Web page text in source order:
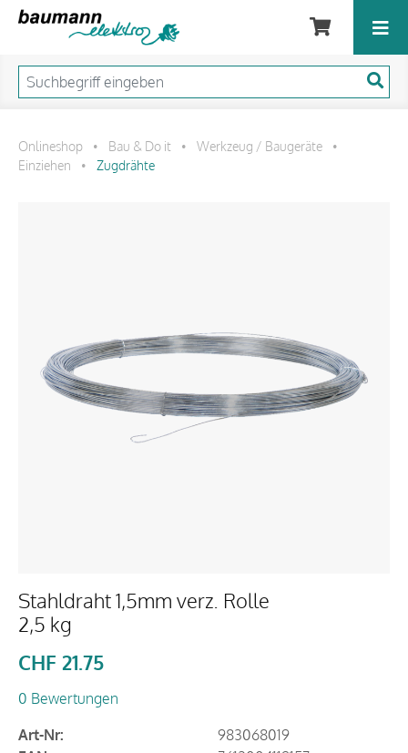
Onlineshop • Bau & Do it • Werkzeug / Baugeräte
•
Einziehen
• Zugdrähte
Stahldraht 1,5mm verz. Rolle
2,5 kg
CHF 21.75
0 Bewertungen
Art-Nr:
983068019